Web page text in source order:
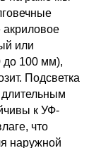
или
до 100 мм),
Подсветка
к УФ-
что
наружной